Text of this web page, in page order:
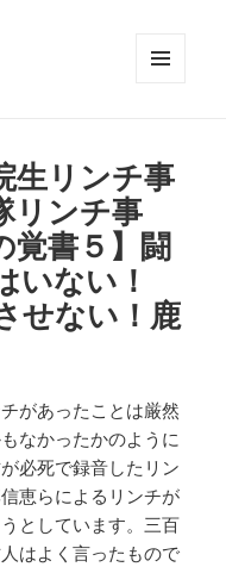
ット
生リンチ事
リンチ事
覚書５】闘
いない！
せない！鹿
があったことは厳然
なかったかのように
必死で録音したリン
恵らによるリンチが
としています。三百
はよく言ったもので